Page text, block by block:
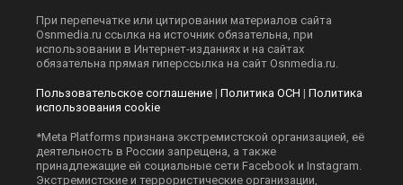
При перепечатке или цитировании материалов сайта
Оsnmedia.ru ссылка на источник обязательна, при
использовании в Интернет-изданиях и на сайтах
обязательна прямая гиперссылка на сайт Оsnmedia.ru.
Пользовательское соглашение | Политика ОСН | Политика
использования cookie
*Meta Platforms признана экстремистской организацией, её
деятельность в России запрещена, а также
принадлежащие ей социальные сети Facebook и Instagram.
Экстремистские и террористические организации,